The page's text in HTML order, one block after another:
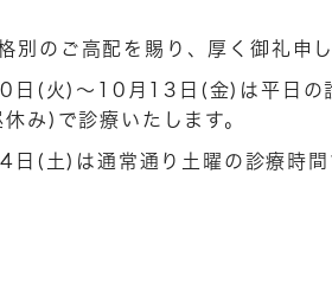
別のご高配を賜り、厚く御礼申し
日(火)～10月13日(金)は平日
み)で診療いたします。
日(土)は通常通り土曜の診療時間